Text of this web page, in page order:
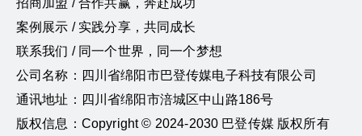
招商加盟 / 合作共赢，奔赴成功
案例展示 / 实践分享，共同成长
联系我们 / 同一个世界，同一个梦想
公司名称：四川省绵阳市巴登传媒电子科技有限公司
通讯地址：四川省绵阳市涪城区中山路186号
版权信息：Copyright © 2024-2030 巴登传媒 版权所有